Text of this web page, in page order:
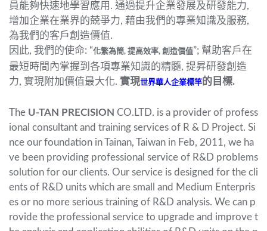
員能夠快速地學習應用. 通過提升企業發展及研發能力,
增加企業在業界的兢爭力, 藉由我們的專業知識及服務,
為我們的客戶創造價值.
因此, 我們的使命: “化繁為簡, 提高效率, 創造價值”; 幫助客戶在
最短時間內掌握到各項專業知識的精髓, 提昇研發創造
力, 實現附加價值最大化. 實現世界華人企業標竿 的目標.
The U-TAN PRECISION CO.LTD. is a provider of profess
ional consultant and training services of R & D Project. Si
nce our foundation in Tainan, Taiwan in Feb, 2011, we ha
ve been providing professional service of R&D problems
solution for our clients. Our service is designed for the cli
ents of R&D units which are small and Medium Enterpris
es or no more serious training of R&D analysis. We can p
rovide the professional service to upgrade and improve t